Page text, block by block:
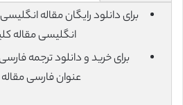
انگلیسی مقاله
برای خرید و دانلود ترجمه
عنوان فارسی